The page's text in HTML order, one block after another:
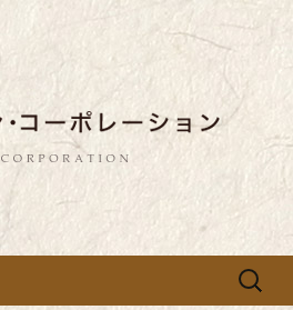
開している蕎麦
（しんき）」を運
会社シン・コーポ
のブログ
ある美味しい蕎麦のお
）」と運営の「株式
レーション」の新着
舗によって24時間営
承っております。季節
にご用意。
検